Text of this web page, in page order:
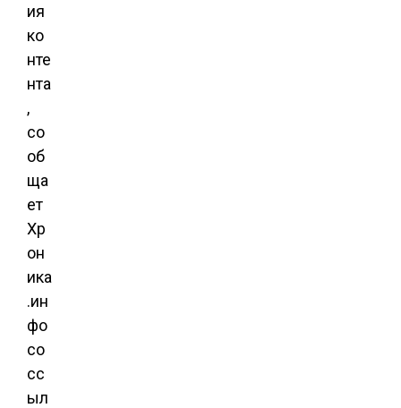
ия
ко
нте
нта
,
со
об
ща
ет
Хр
он
ика
.ин
фо
со
сс
ыл